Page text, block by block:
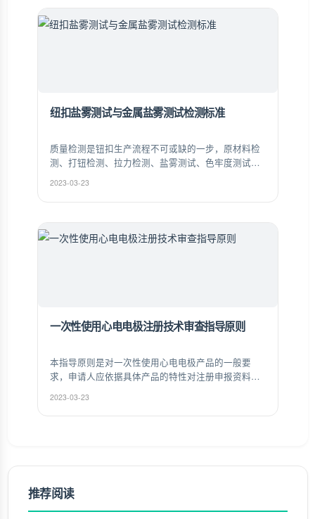
纽扣盐雾测试与金属盐雾测试检测标准
质量检测是钮扣生产流程不可或缺的一步，原材料检
测、打钮检测、拉力检测、盐雾测试、色牢度测试、
2023-03-23
一次性使用心电电极注册技术审查指导原则
本指导原则是对一次性使用心电电极产品的一般要
求，申请人应依据具体产品的特性对注册申报资料的
性确定其中的具体内容是否适用，若不适用，需具体
2023-03-23
推荐阅读